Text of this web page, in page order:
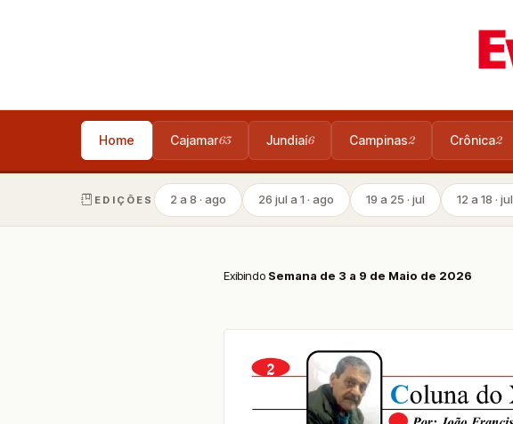
Home Cajamar63 Jundiaí6 Campinas2 Crônica2
EDIÇÕES 2 a 8 · ago 26 jul a 1 · ago 19 a 25 · jul 12 a 18 · jul
Exibindo Semana de 3 a 9 de Maio de 2026